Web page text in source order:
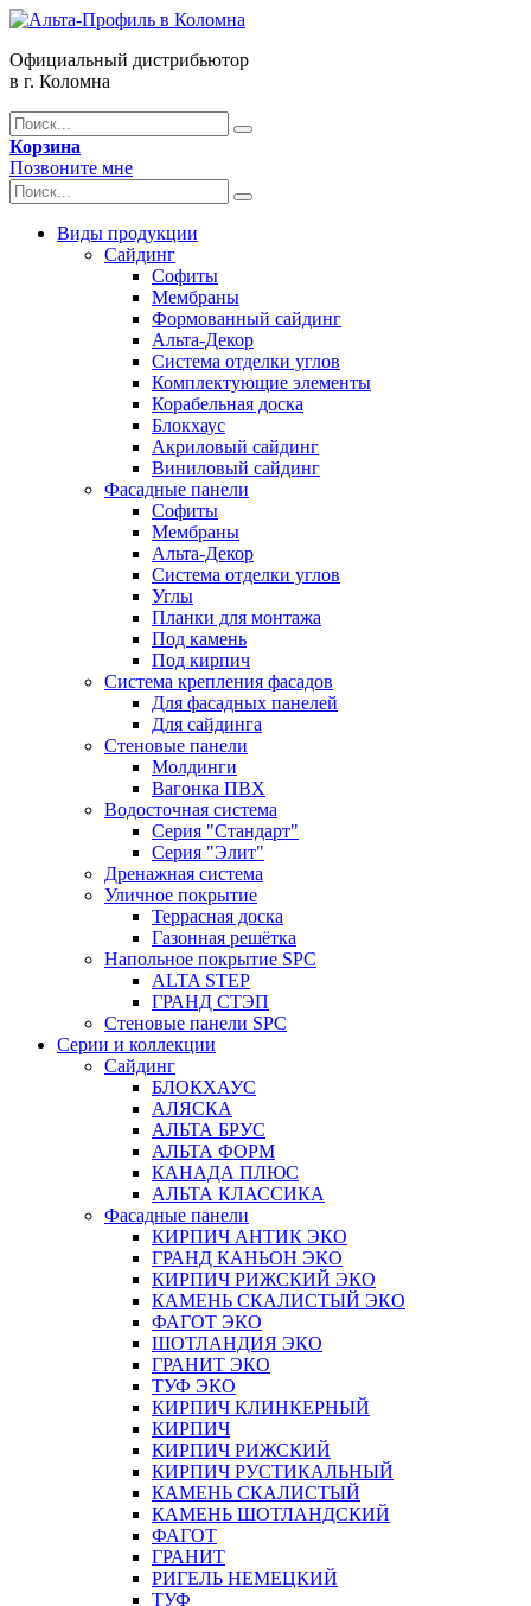
Официальный дистрибьютор
в г. Коломна
Корзина
Позвоните мне
Виды продукции
Сайдинг
Софиты
Мембраны
Формованный сайдинг
Альта-Декор
Система отделки углов
Комплектующие элементы
Корабельная доска
Блокхаус
Акриловый сайдинг
Виниловый сайдинг
Фасадные панели
Софиты
Мембраны
Альта-Декор
Система отделки углов
Углы
Планки для монтажа
Под камень
Под кирпич
Система крепления фасадов
Для фасадных панелей
Для сайдинга
Стеновые панели
Молдинги
Вагонка ПВХ
Водосточная система
Серия "Стандарт"
Серия "Элит"
Дренажная система
Уличное покрытие
Террасная доска
Газонная решётка
Напольное покрытие SPC
ALTA STEP
ГРАНД СТЭП
Стеновые панели SPC
Серии и коллекции
Сайдинг
БЛОКХАУС
АЛЯСКА
АЛЬТА БРУС
АЛЬТА ФОРМ
КАНАДА ПЛЮС
АЛЬТА КЛАССИКА
Фасадные панели
КИРПИЧ АНТИК ЭКО
ГРАНД КАНЬОН ЭКО
КИРПИЧ РИЖСКИЙ ЭКО
КАМЕНЬ СКАЛИСТЫЙ ЭКО
ФАГОТ ЭКО
ШОТЛАНДИЯ ЭКО
ГРАНИТ ЭКО
ТУФ ЭКО
КИРПИЧ КЛИНКЕРНЫЙ
КИРПИЧ
КИРПИЧ РИЖСКИЙ
КИРПИЧ РУСТИКАЛЬНЫЙ
КАМЕНЬ СКАЛИСТЫЙ
КАМЕНЬ ШОТЛАНДСКИЙ
ФАГОТ
ГРАНИТ
РИГЕЛЬ НЕМЕЦКИЙ
ТУФ